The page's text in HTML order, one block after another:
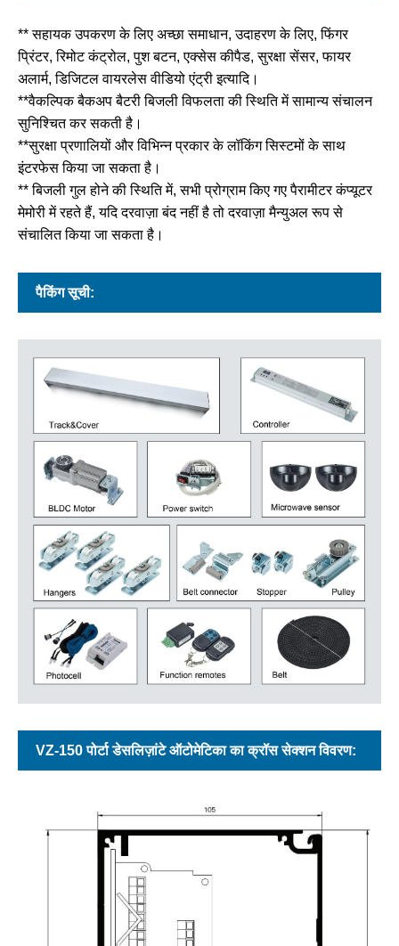
** सहायक उपकरण के लिए अच्छा समाधान, उदाहरण के लिए, फिंगर
प्रिंटर, रिमोट कंट्रोल, पुश बटन, एक्सेस कीपैड, सुरक्षा सेंसर, फायर
अलार्म, डिजिटल वायरलेस वीडियो एंट्री इत्यादि।
**वैकल्पिक बैकअप बैटरी बिजली विफलता की स्थिति में सामान्य संचालन
सुनिश्चित कर सकती है।
**सुरक्षा प्रणालियों और विभिन्न प्रकार के लॉकिंग सिस्टमों के साथ
इंटरफेस किया जा सकता है।
** बिजली गुल होने की स्थिति में, सभी प्रोग्राम किए गए पैरामीटर कंप्यूटर
मेमोरी में रहते हैं, यदि दरवाज़ा बंद नहीं है तो दरवाज़ा मैन्युअल रूप से
संचालित किया जा सकता है।
पैकिंग सूची:
VZ-150 पोर्टा डेसलिज़ांटे ऑटोमेटिका का क्रॉस सेक्शन विवरण: